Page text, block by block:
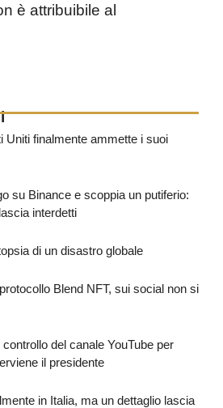
è attribuibile al
Uniti finalmente ammette i suoi
su Binance e scoppia un putiferio:
interdetti
di un disastro globale
Blend NFT, sui social non si
del canale YouTube per
il presidente
in Italia, ma un dettaglio lascia